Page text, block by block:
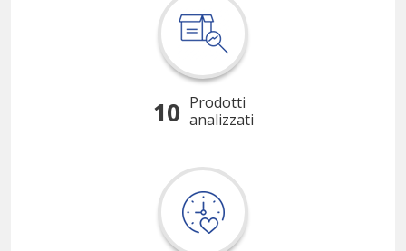
10 Prodotti
analizzati